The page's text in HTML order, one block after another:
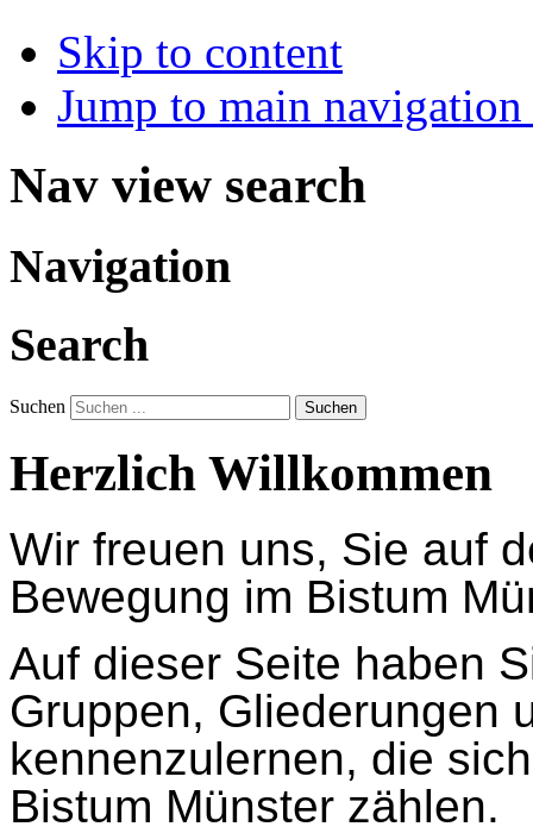
Skip to content
Jump to main
Nav view search
Navigation
Search
Suchen Suchen
Herzlich Willkommen
Wir freuen uns, Sie auf
Bewegung im Bistum
Auf dieser Seite haben
Gruppen, Gliederungen
kennenzulernen, die
Bistum Münster zählen.